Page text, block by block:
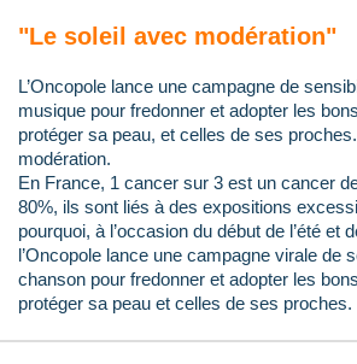
"Le soleil avec modération"
L’Oncopole lance une campagne de
musique pour fredonner et adopter les
protéger sa peau, et celles de ses
modération.
En France, 1 cancer sur 3 est un cancer
80%, ils sont liés à des expositions
pourquoi, à l’occasion du début de l’été et
l’Oncopole lance une campagne virale de
chanson pour fredonner et adopter les
protéger sa peau et celles de ses proches.